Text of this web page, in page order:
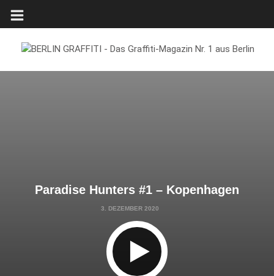
Paradise Hunters #1 – Kopenhagen
3. DEZEMBER 2020